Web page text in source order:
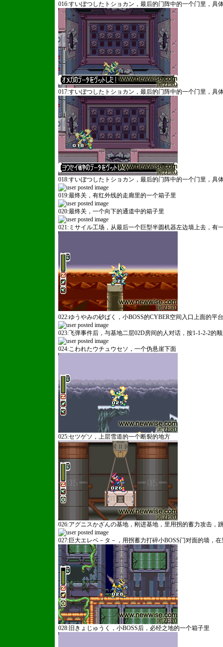
016:すいぼつしたトショカン，最后的门阵中的一个门里，
017:すいぼつしたトショカン，最后的门阵中的一个门里，具
018:すいぼつしたトショカン，最后的门阵中的一个门里，具
019:最终关，有红外线的走廊里的一个箱子里
020:最终关，一个向下的通道中的箱子里
021:ミサイル工场，从最后一个巨型半圆机器左边墙上去，有
022:ゆうやみの砂ばく，小BOSS的CYBER空间入口上面的平台
023:飞弹事件后，与基地二层02D房间的人对话，按1-1-2-2的
024:こわれたウチュウセソ，一个伪悬崖下面
025:セツゲソ，上层雪道的一个断裂的地方
026:アグニスかざんの基地，刚进基地，里用拐的蓄力攻击，
027:巨大エレベ－タ－，用拐蓄力打碎小BOSS门对面的墙，
028:旧きょじゅうく，小BOSS后，必经之地的一个箱子里